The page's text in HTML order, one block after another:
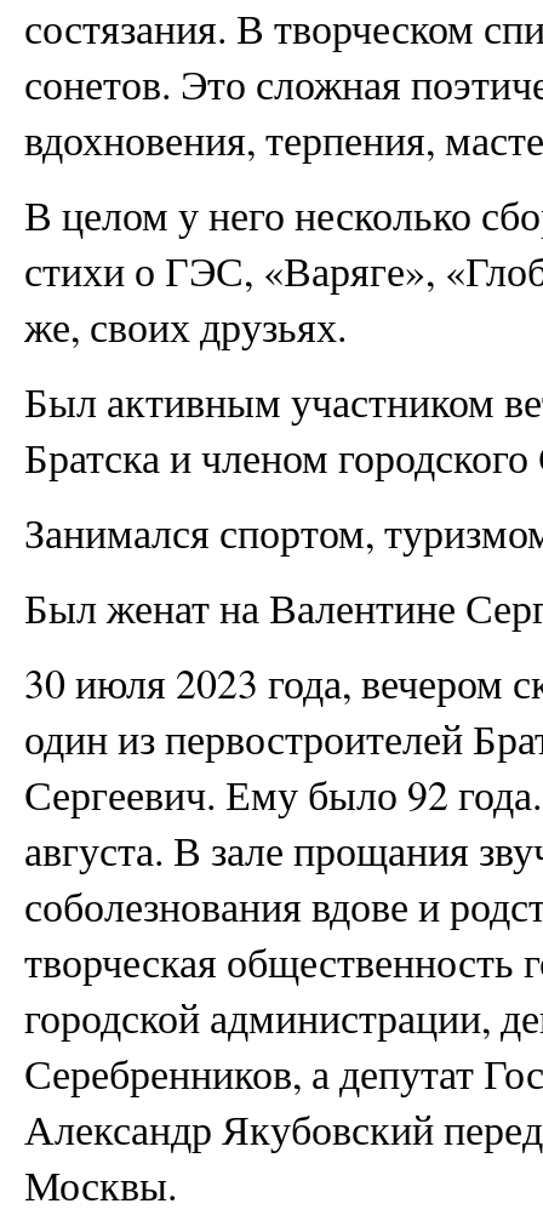
состязания. В творческом
сонетов. Это сложная
вдохновения, терпения,
В целом у него несколько
стихи о ГЭС, «Варяге»,
же, своих друзьях.
Был активным участником
Братска и членом
Занимался спортом,
Был женат на Валентине
30 июля 2023 года, вечером
один из первостроителей
Сергеевич. Ему было 92
августа. В зале прощания
соболезнования вдове и
творческая общественность
городской администрации,
Серебренников, а депутат
Александр Якубовский
Москвы.